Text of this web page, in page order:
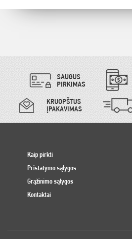
SAUGUS
PIRKIMAS
KRUOPŠTUS
ĮPAKAVIMAS
Kaip pirkti
Pristatymo sąlygos
Grąžinimo sąlygos
Kontaktai